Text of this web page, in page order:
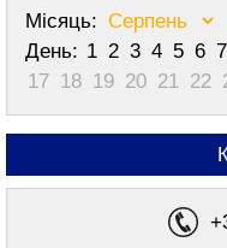
Місяць:
День: 1 2 3 4 5 6 7
17 18 19 20 21 22